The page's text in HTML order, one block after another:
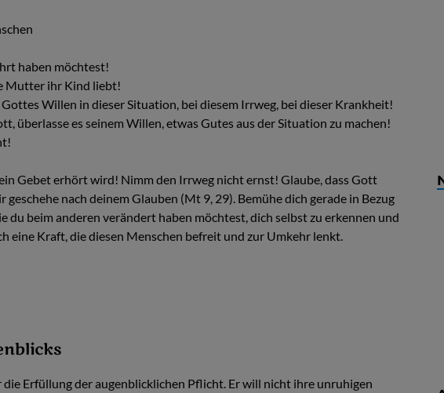
haben möchtest!
Mutter ihr Kind liebt!
Willen in dieser Situation, bei diesem Irrweg, bei dieser Krankheit!
überlasse es seinem Willen, etwas Gutes aus der Situation zu machen!
Gebet erhört wird! Nimm den Irrweg nicht ernst! Glaube, dass Gott
nach deinem Glauben (Mt 9, 29). Bemühe dich gerade in Bezug
du beim anderen verändert haben möchtest, dich selbst zu erkennen und
eine Kraft, die diesen Menschen befreit und zur Umkehr lenkt.
die Erfüllung der augenblicklichen Pflicht. Er will nicht ihre unruhigen